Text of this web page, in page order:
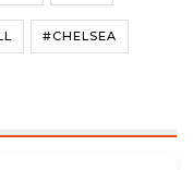
#CHELSEA